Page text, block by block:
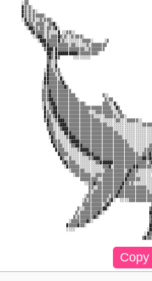
▒▓▒░▓▒
▒░░▒▒▒▒▒▒▒▒▓▓░
▒░▒▒▒▒▒▒▒▒▓▒░
▒░▒▒▒▒▒▒▒▓▒░
░▒▒▒▒▒▒▒▓▒░
▓▒▒▒▒▓▒▒░
░░░░